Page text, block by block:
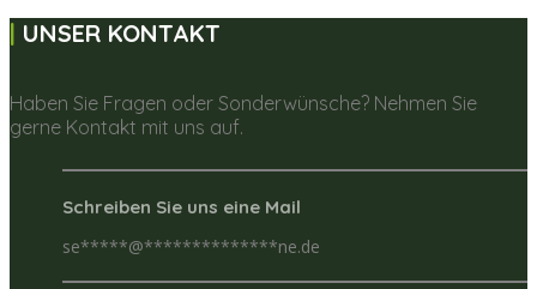
UNSER KONTAKT
Haben Sie Fragen oder Sonderwünsche? Nehmen Sie
gerne Kontakt mit uns auf.
Schreiben Sie uns eine Mail
se*****@**************ne.de